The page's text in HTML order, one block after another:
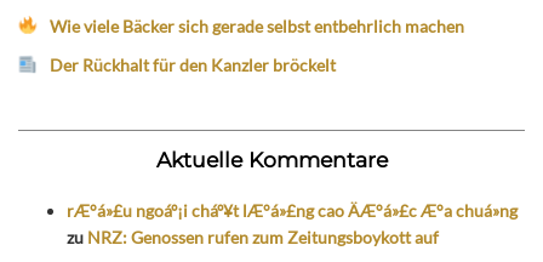
Wie viele Bäcker sich gerade selbst entbehrlich machen
Der Rückhalt für den Kanzler bröckelt
Aktuelle Kommentare
rÆ°á»£u ngoáº¡i cháº¥t lÆ°á»£ng cao ÄÆ°á»£c Æ°a chuá»ng
zu NRZ: Genossen rufen zum Zeitungsboykott auf